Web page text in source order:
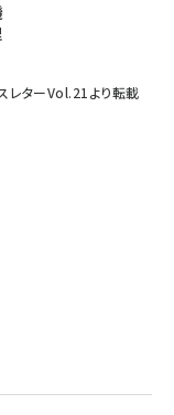
レターVol.21より転載